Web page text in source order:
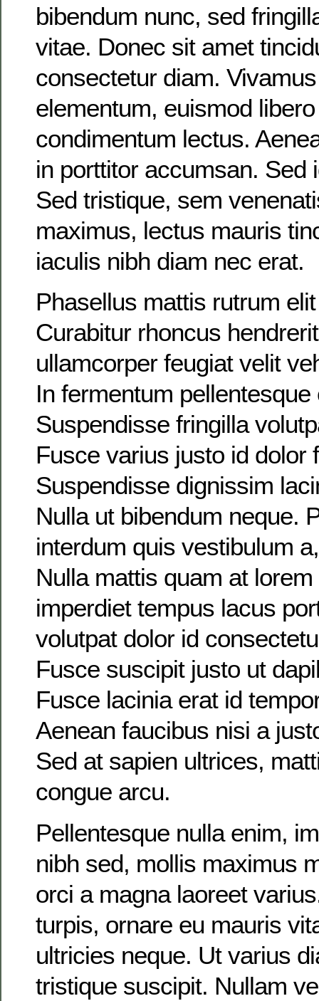
bibendum nunc, sed
vitae. Donec sit amet
consectetur diam.
elementum, euismod
condimentum lectus.
in porttitor accumsan. Sed
Sed tristique, sem
maximus, lectus mauris
iaculis nibh diam nec erat.
Phasellus mattis rutrum
Curabitur rhoncus
ullamcorper feugiat velit
In fermentum pellentesque
Suspendisse fringilla
Fusce varius justo id dolor
Suspendisse dignissim
Nulla ut bibendum neque.
interdum quis vestibulum
Nulla mattis quam at
imperdiet tempus lacus
volutpat dolor id
Fusce suscipit justo ut
Fusce lacinia erat id
Aenean faucibus nisi a
Sed at sapien ultrices,
congue arcu.
Pellentesque nulla enim,
nibh sed, mollis maximus
orci a magna laoreet
turpis, ornare eu mauris
ultricies neque. Ut varius
tristique suscipit. Nullam